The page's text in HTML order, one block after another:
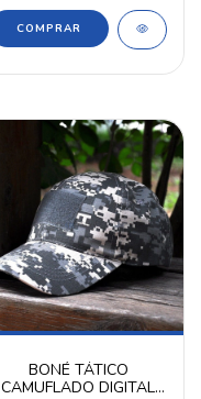
BONÉ TÁTICO
CAMUFLADO DIGITAL